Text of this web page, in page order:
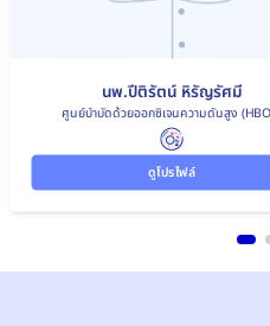
นพ.ปีติรัตน์ หิรัญรัศมี
ศูนย์บำบัดด้วยออกซิเจนความดันสูง
ดูโปรไฟล์